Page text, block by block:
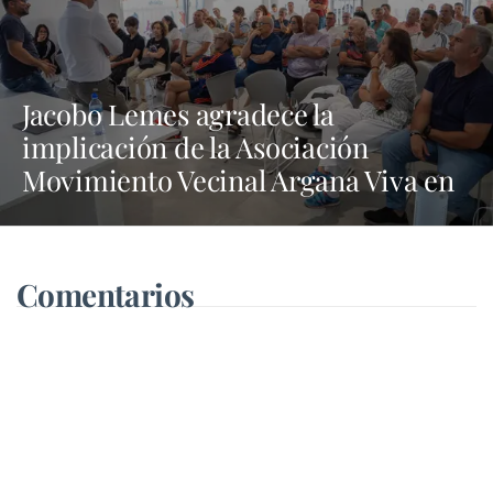
Jacobo Lemes agradece la
implicación de la Asociación
Movimiento Vecinal Argana Viva en
la lucha contra los vertidos incívicos
Comentarios